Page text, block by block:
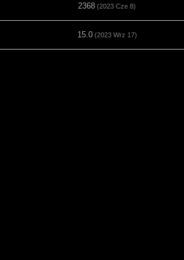
2368 (2023 Cze 8)
15.0(2023 Wrz 17)